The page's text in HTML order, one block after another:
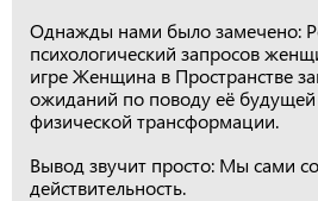
Однажды нами было замечено:
психологический запросов
игре Женщина в Пространстве
ожиданий по поводу её будущей
физической трансформации.
Вывод звучит просто: Мы сами
действительность.